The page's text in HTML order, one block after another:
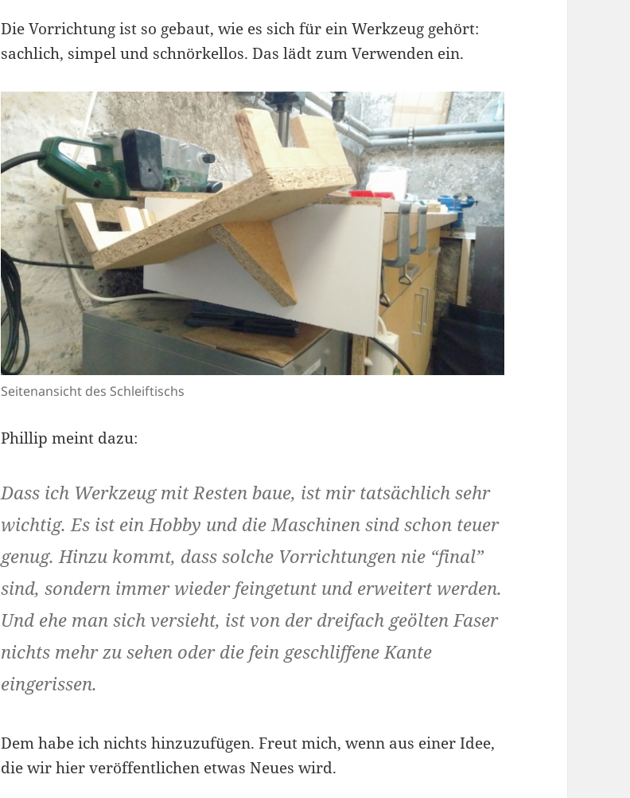
Die Vorrichtung ist so gebaut, wie es sich für ein Werkzeug gehört:
sachlich, simpel und schnörkellos. Das lädt zum Verwenden ein.
Seitenansicht des Schleiftischs
Phillip meint dazu:
Dass ich Werkzeug mit Resten baue, ist mir tatsächlich sehr
wichtig. Es ist ein Hobby und die Maschinen sind schon teuer
genug. Hinzu kommt, dass solche Vorrichtungen nie “final”
sind, sondern immer wieder feingetunt und erweitert werden.
Und ehe man sich versieht, ist von der dreifach geölten Faser
nichts mehr zu sehen oder die fein geschliffene Kante
eingerissen.
Dem habe ich nichts hinzuzufügen. Freut mich, wenn aus einer Idee,
die wir hier veröffentlichen etwas Neues wird.